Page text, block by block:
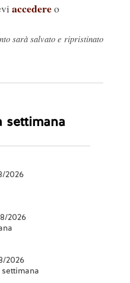
accedereo
sarà salvato e ripristinato
settimana
2026
2026
2026